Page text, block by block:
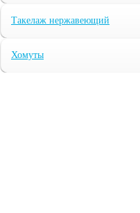
Такелаж нержавеющий
Хомуты